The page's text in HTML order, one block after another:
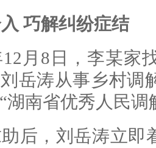
巧解纠纷症结
12月8日，李某家
岳涛从事乡村调
湖南省优秀人民
后，刘岳涛立即